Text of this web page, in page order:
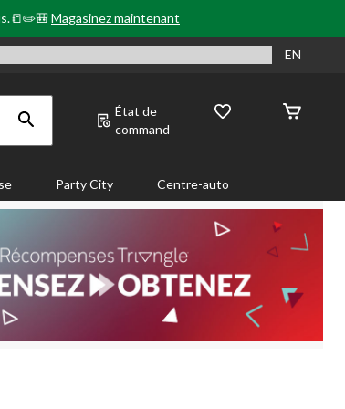
Magasinez maintenant
EN
État de
command
Party City Centre-auto